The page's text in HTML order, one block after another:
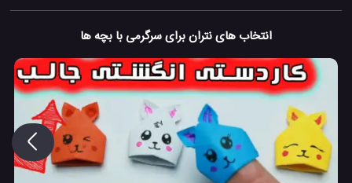
انتخاب های نتران برای سرگرمی با بچه ها